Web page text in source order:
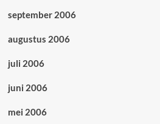
september 2006
augustus 2006
juli 2006
juni 2006
mei 2006